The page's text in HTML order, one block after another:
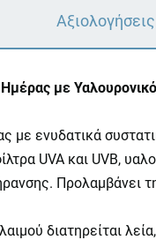
Αξιολογήσεις
με
με ενυδατικά
UVA και UVB,
Προλαμβάνει
διατηρείται